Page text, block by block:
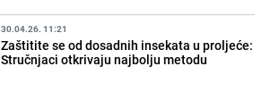
30.04.26. 11:21
Zaštitite se od dosadnih insekata u proljeće:
Stručnjaci otkrivaju najbolju metodu